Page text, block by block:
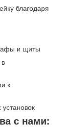
благодаря
и щиты
к
с нами: